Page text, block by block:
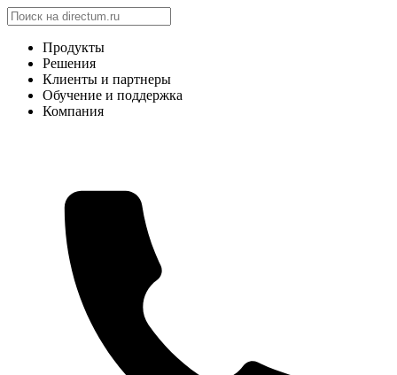
Продукты
Решения
Клиенты и партнеры
Обучение и поддержка
Компания